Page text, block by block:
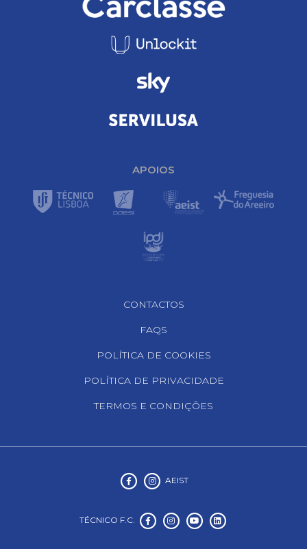
APOIOS
CONTACTOS
FAQS
POLÍTICA DE COOKIES
POLÍTICA DE PRIVACIDADE
TERMOS E CONDIÇÕES
AEIST
TÉCNICO F.C.